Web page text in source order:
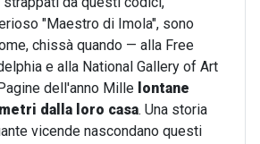
"Maestro di Imola", sono
chissà quando — alla Free
e alla National Gallery of Art
dell'anno Mille lontane
dalla loro casa. Una storia
vicende nascondano questi